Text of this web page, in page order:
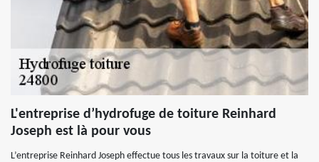
L'entreprise d’hydrofuge de toiture Reinhard
Joseph est là pour vous
L’entreprise Reinhard Joseph effectue tous les travaux sur la toiture et la